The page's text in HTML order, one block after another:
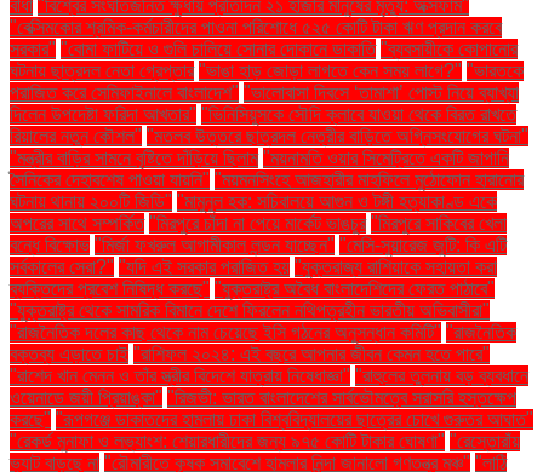
বাধা "বিশ্বের সংঘাতজনিত ক্ষুধায় প্রতিদিন ২১ হাজার মানুষের মৃত্যু: অক্সফাম"
"বেক্সিমকোর শ্রমিক-কর্মচারীদের পাওনা পরিশোধে ৫২৫ কোটি টাকা ঋণ প্রদান করবে
সরকার" "বোমা ফাটিয়ে ও গুলি চালিয়ে সোনার দোকানে ডাকাতি "ব্যবসায়ীকে কোপানোর
ঘটনায় ছাত্রদল নেতা গ্রেপ্তার "ভাঙা হাড় জোড়া লাগতে কেন সময় লাগে?" "ভারতকে
পরাজিত করে সেমিফাইনালে বাংলাদেশ" "ভালোবাসা দিবসে ‘তামাশা’ পোস্ট নিয়ে ব্যাখ্যা
দিলেন উপদেষ্টা ফরিদা আখতার" "ভিনিসিয়ুসকে সৌদি ক্লাবে যাওয়া থেকে বিরত রাখতে
রিয়ালের নতুন কৌশল" "মতলব উত্তরে ছাত্রদল নেত্রীর বাড়িতে অগ্নিসংযোগের ঘটনা"
"মন্ত্রীর বাড়ির সামনে বৃষ্টিতে দাঁড়িয়ে ছিলাম "ময়নামতি ওয়ার সিমেট্রিতে একটি জাপানি
সৈনিকের দেহাবশেষ পাওয়া যায়নি" "ময়মনসিংহে আজহারীর মাহফিলে মুঠোফোন হারানোর
ঘটনায় থানায় ২০০টি জিডি" "মামুনুল হক: সচিবালয়ে আগুন ও টঙ্গী হত্যাকাণ্ড একে
অপরের সাথে সম্পর্কিত "মিরপুরে চাঁদা না পেয়ে মার্কেট ভাঙচুর "মিরপুরে সাকিবের খেলা
বন্ধে বিক্ষোভ "মির্জা ফখরুল আগামীকাল লন্ডন যাচ্ছেন" "মেসি-সুয়ারেজ জুটি: কি এটি
সর্বকালের সেরা?" "যদি এই সরকার পরাজিত হয় "যুক্তরাজ্য রাশিয়াকে সহায়তা করা
ব্যক্তিদের প্রবেশ নিষিদ্ধ করছে" "যুক্তরাষ্ট্র অবৈধ বাংলাদেশিদের ফেরত পাঠাবে"
"যুক্তরাষ্ট্র থেকে সামরিক বিমানে দেশে ফিরলেন নথিপত্রহীন ভারতীয় অভিবাসীরা"
"রাজনৈতিক দলের কাছ থেকে নাম চেয়েছে ইসি গঠনের অনুসন্ধান কমিটি" "রাজনৈতিক
বক্তব্য এড়াতে চাই "রাশিফল ২০২৪: এই বছরে আপনার জীবন কেমন হতে পারে"
"রাশেদ খান মেনন ও তাঁর স্ত্রীর বিদেশে যাত্রায় নিষেধাজ্ঞা" "রাহুলের তুলনায় বড় ব্যবধানে
ওয়েনাডে জয়ী প্রিয়াঙ্কা" "রিজভী: ভারত বাংলাদেশের সার্বভৌমত্বে সরাসরি হস্তক্ষেপ
করছে" "রূপগঞ্জে ডাকাতদের হামলায় ঢাকা বিশ্ববিদ্যালয়ের ছাত্রের চোখে গুরুতর আঘাত"
"রেকর্ড মুনাফা ও লভ্যাংশ: শেয়ারধারীদের জন্য ৯৭৫ কোটি টাকার ঘোষণা" "রেস্তোরাঁয়
ভ্যাট বাড়ছে না "রৌমারীতে কৃষক সমাবেশে হামলার নিন্দা জানালো গণতন্ত্র মঞ্চ" "লাঠি